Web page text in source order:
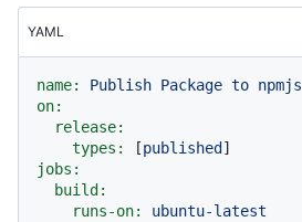
YAML
name: Publish Package to npmjs
on:
release:
types:
[published
jobs:
build:
runs-on:
ubuntu-latest